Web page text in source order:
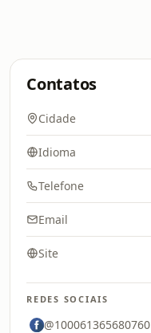
Contatos
Cidade
Idioma
Telefone
Email
Site
REDES SOCIAIS
@100061365680760